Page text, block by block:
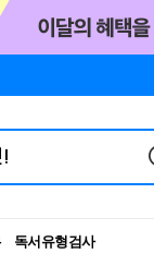
독서유형검사